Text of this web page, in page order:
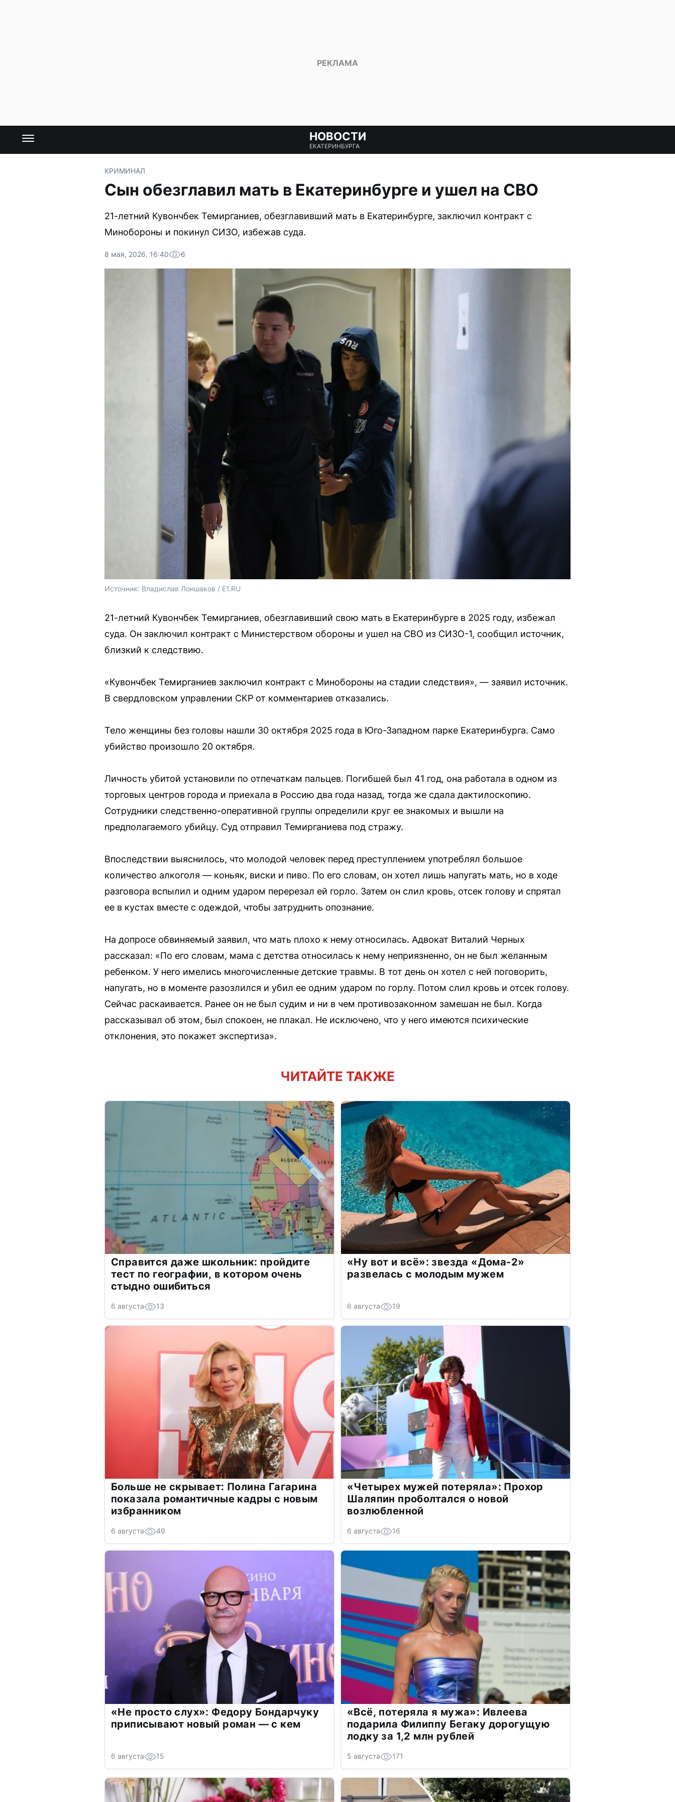
НОВОСТИ
ЕКАТЕРИНБУРГА
КРИМИНАЛ
Сын обезглавил мать в Екатеринбурге и ушел на СВО
21-летний Кувончбек Темирганиев, обезглавивший мать в Екатеринбурге, заключил контракт с
Минобороны и покинул СИЗО, избежав суда.
8 мая, 2026, 16:40 6
Источник: Владислав Лоншаков / E1.RU
21-летний Кувончбек Темирганиев, обезглавивший свою мать в Екатеринбурге в 2025 году, избежал
суда. Он заключил контракт с Министерством обороны и ушел на СВО из СИЗО-1, сообщил источник,
близкий к следствию.
«Кувончбек Темирганиев заключил контракт с Минобороны на стадии следствия», — заявил источник.
В свердловском управлении СКР от комментариев отказались.
Тело женщины без головы нашли 30 октября 2025 года в Юго-Западном парке Екатеринбурга. Само
убийство произошло 20 октября.
Личность убитой установили по отпечаткам пальцев. Погибшей был 41 год, она работала в одном из
торговых центров города и приехала в Россию два года назад, тогда же сдала дактилоскопию.
Сотрудники следственно-оперативной группы определили круг ее знакомых и вышли на
предполагаемого убийцу. Суд отправил Темирганиева под стражу.
Впоследствии выяснилось, что молодой человек перед преступлением употреблял большое
количество алкоголя — коньяк, виски и пиво. По его словам, он хотел лишь напугать мать, но в ходе
разговора вспылил и одним ударом перерезал ей горло. Затем он слил кровь, отсек голову и спрятал
ее в кустах вместе с одеждой, чтобы затруднить опознание.
На допросе обвиняемый заявил, что мать плохо к нему относилась. Адвокат Виталий Черных
рассказал: «По его словам, мама с детства относилась к нему неприязненно, он не был желанным
ребенком. У него имелись многочисленные детские травмы. В тот день он хотел с ней поговорить,
напугать, но в моменте разозлился и убил ее одним ударом по горлу. Потом слил кровь и отсек голову.
Сейчас раскаивается. Ранее он не был судим и ни в чем противозаконном замешан не был. Когда
рассказывал об этом, был спокоен, не плакал. Не исключено, что у него имеются психические
отклонения, это покажет экспертиза».
ЧИТАЙТЕ ТАКЖЕ
Справится даже школьник: пройдите
тест по географии, в котором очень
стыдно ошибиться
6 августа 13
«Ну вот и всё»: звезда «Дома-2»
развелась с молодым мужем
6 августа 19
Больше не скрывает: Полина Гагарина
показала романтичные кадры с новым
избранником
6 августа 49
«Четырех мужей потеряла»: Прохор
Шаляпин проболтался о новой
возлюбленной
6 августа 16
«Не просто слух»: Федору Бондарчуку
приписывают новый роман — с кем
6 августа 15
«Всё, потеряла я мужа»: Ивлеева
подарила Филиппу Бегаку дорогущую
лодку за 1,2 млн рублей
5 августа 171